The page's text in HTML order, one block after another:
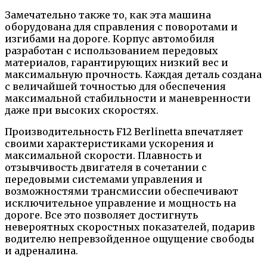
Замечательно также то, как эта машина
оборудована для справления с поворотами и
изгибами на дороге. Корпус автомобиля
разработан с использованием передовых
материалов, гарантирующих низкий вес и
максимальную прочность. Каждая деталь создана
с величайшей точностью для обеспечения
максимальной стабильности и маневренности
даже при высоких скоростях.
Производительность F12 Berlinetta впечатляет
своими характеристиками ускорения и
максимальной скорости. Плавность и
отзывчивость двигателя в сочетании с
передовыми системами управления и
возможностями трансмиссии обеспечивают
исключительное управление и мощность на
дороге. Все это позволяет достигнуть
невероятных скоростных показателей, подарив
водителю непревзойденное ощущение свободы
и адреналина.